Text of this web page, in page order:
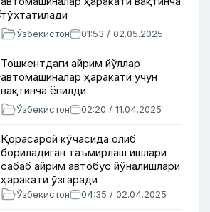
тўхтатилади
Ўзбекистон 01:53 / 02.05.2025
Тошкентдаги айрим йўллар
автомашиналар ҳаракати учун
вақтинча ёпилди
Ўзбекистон 02:20 / 11.04.2025
Қорасарой кўчасида олиб
бориладиган таъмирлаш ишлари
сабаб айрим автобус йўналишлари
ҳаракати ўзгаради
Ўзбекистон 04:35 / 02.04.2025